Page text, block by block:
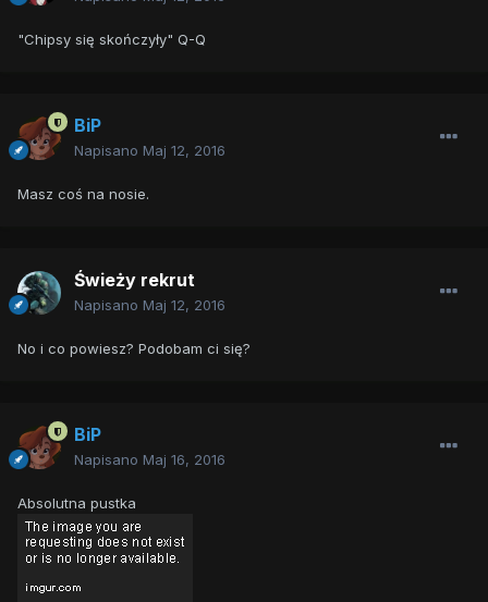
"Chipsy się skończyły" Q-Q
BiP
Napisano Maj 12, 2016
Masz coś na nosie.
Świeży rekrut
Napisano Maj 12, 2016
No i co powiesz? Podobam ci się?
BiP
Napisano Maj 16, 2016
Absolutna pustka